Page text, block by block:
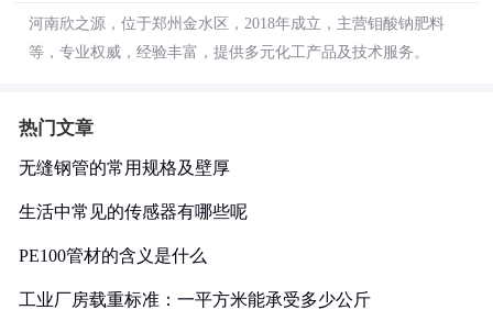
河南欣之源，位于郑州金水区，2018年成立，主营钼酸钠肥料
等，专业权威，经验丰富，提供多元化工产品及技术服务。
热门文章
无缝钢管的常用规格及壁厚
生活中常见的传感器有哪些呢
PE100管材的含义是什么
工业厂房载重标准：一平方米能承受多少公斤